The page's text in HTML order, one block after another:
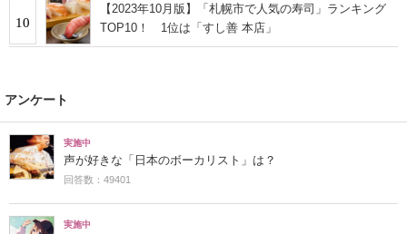
10
【2023年10月版】「札幌市で人気の寿司」ランキング
TOP10！ 1位は「すし善 本店」
アンケート
実施中
声が好きな「日本のボーカリスト」は？
回答数：49401
実施中